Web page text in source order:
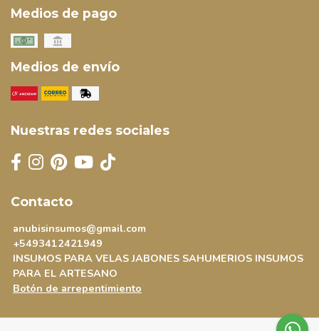
Medios de pago
Medios de envío
Nuestras redes sociales
Contacto
anubisinsumos@gmail.com
+5493412421949
INSUMOS PARA VELAS JABONES SAHUMERIOS INSUMOS
PARA EL ARTESANO
Botón de arrepentimiento